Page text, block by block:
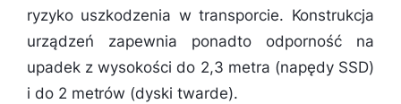
ryzyko uszkodzenia w transporcie. Konstrukcja
urządzeń zapewnia ponadto odporność na
upadek z wysokości do 2,3 metra (napędy SSD)
i do 2 metrów (dyski twarde).